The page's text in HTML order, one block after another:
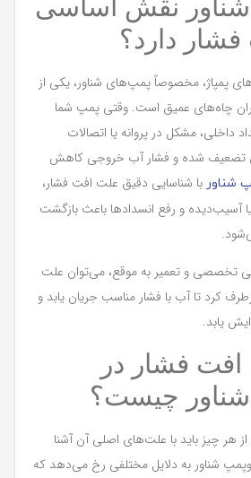
شناور نقش اساسی
دارد؟
پمپاژ، مخصوصاً پمپ‌های شناور، یکی از
چاه‌های عمیق است. وقتی پمپ شما
داخلی، مشکل در پروانه یا اتصالات
آن تضعیف شده و فشار آب خروجی کاهش
شناور با شناسایی دقیق علت افت فشار،
و رفع انسدادها باعث بازگشت
تخصصی و تعمیر به موقع، می‌توان علت
کرد تا آب با فشار مناسب جریان یابد و
یابد.
افت فشار در
شناور چیست؟
هر چیز باید با علت‌های اصلی آن آشنا
شناور به دلایل مختلفی رخ می‌دهد که